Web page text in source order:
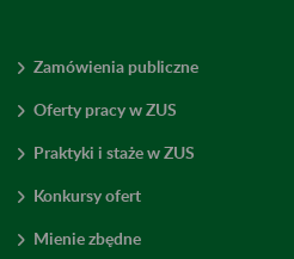
Zamówienia publiczne
Oferty pracy w ZUS
Praktyki i staże w ZUS
Konkursy ofert
Mienie zbędne